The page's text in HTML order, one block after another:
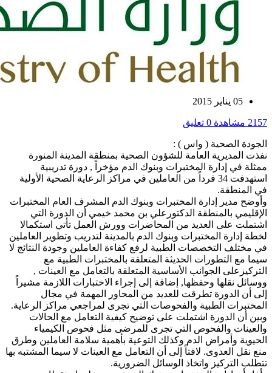
05 يناير 2015
2157 مشاهدة 0 تعليق
الجودة الصحية ( واس ) :
نفذت المديرية العامة للشؤون الصحية بمنطقة المدينة المنورة
ممثلة في إدارة المختبرات وبنوك الدم مؤخراً , دورة تدريبية
استهدفت 34 فرداً من العاملين في مراكز الرعاية الصحية الأولية
في المنطقة.
وأوضح مدير إدارة المختبرات وبنوك الدم المشرف العام المختبرات
الإقليمي بالمنطقة الدكتورعلي بن محمد خيمي أن الدورة التي
اشتملت على العديد من المحاضرات وورش العمل تأتي استكمالا
لخطة إدارة المختبرات وبنوك الدم بالمدينة لتدريب وتطوير العاملين
في مختلف التخصصات الطبية لرفع كفاءة العاملين وجودة النتائج لا
سيما مع التطورات الحديثة المتعلقة بالمختبرات الطبية مع
التركيزعلى الجوانب الأساسية المتعلقة بالتعامل مع العينات ,
ووسائل نقلها وحفظها, إضافة إلى إجراء الاختبارات اللازمة مشيراً
إلى أن الدورة تطرقت للعديد من المحاور المهمة في مجال
المختبرات الطبية والفحوصات التي تجرى لمراجعي مراكز الرعاية.
وبين أن الدورة اشتملت على توضيح كيفية التعامل مع الحالات
والعينات والفحوص التي تجرى للمرضى مثل فحوص الكيمياء
الحيوية وأمراض الدم وكذلك التوعية بأهمية سلامة العاملين وطرق
منع نقل العدوى. لافتاً إلى أن التعامل مع العينات لا سيما المشتبه بها
تتطلب التركيز واتخاذ الوسائل الضرورية.